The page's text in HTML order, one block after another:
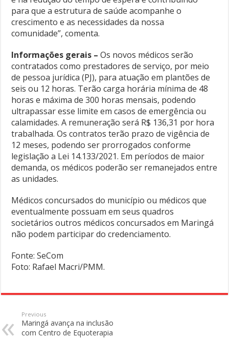
para que a estrutura de saúde acompanhe o
crescimento e as necessidades da nossa
comunidade”, comenta.
Informações gerais –Os novos médicos serão
contratados como prestadores de serviço, por meio
de pessoa jurídica (PJ), para atuação em plantões de
seis ou 12 horas. Terão carga horária mínima de 48
horas e máxima de 300 horas mensais, podendo
ultrapassar esse limite em casos de emergência ou
calamidades. A remuneração será R$ 136,31 por hora
trabalhada. Os contratos terão prazo de vigência de
12 meses, podendo ser prorrogados conforme
legislação a Lei 14.133/2021. Em períodos de maior
demanda, os médicos poderão ser remanejados entre
as unidades.
Médicos concursados do município ou médicos que
eventualmente possuam em seus quadros
societários outros médicos concursados em Maringá
não podem participar do credenciamento.
Fonte: SeCom
Foto: Rafael Macri/PMM.
Previous
Maringá avança na inclusão
com Centro de Equoterapia